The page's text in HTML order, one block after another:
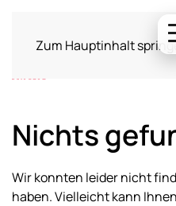
Zum Hauptinhalt
Nichts
Wir konnten leider nicht
haben. Vielleicht kann